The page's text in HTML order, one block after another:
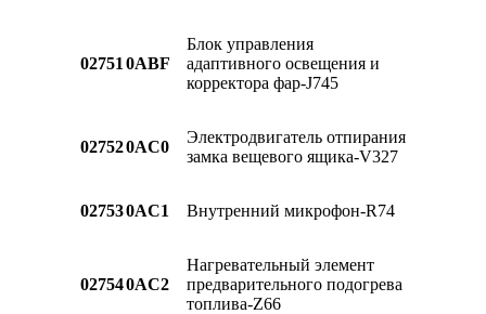
02751 0ABF
Блок управления
адаптивного освещения и
корректора фар-J745
027520AC0
Электродвигатель отпирания
замка вещевого ящика-V327
027530AC1 Внутренний микрофон-R74
027540AC2
Нагревательный элемент
предварительного подогрева
топлива-Z66